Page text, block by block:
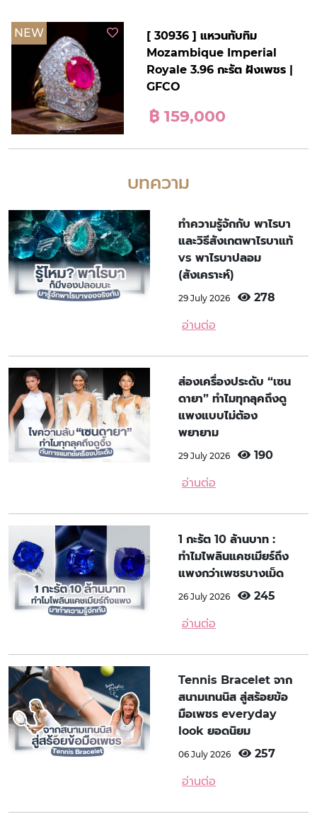
NEW
[ 30936 ] แหวนทับทิม
Mozambique Imperial
Royale 3.96 กะรัต ฝังเพชร |
GFCO
฿ 159,000
บทความ
ทำความรู้จักกับ พาไรบา
และวิธีสังเกตพาไรบาแท้
vs พาไรบาปลอม
(สังเคราะห์)
29 July 2026 278
อ่านต่อ
ส่องเครื่องประดับ “เซน
ดายา” ทำไมทุกลุคถึงดู
แพงแบบไม่ต้อง
พยายาม
29 July 2026 190
อ่านต่อ
1 กะรัต 10 ล้านบาท :
ทำไมไพลินแคชเมียร์ถึง
แพงกว่าเพชรบางเม็ด
26 July 2026 245
อ่านต่อ
Tennis Bracelet จาก
สนามเทนนิส สู่สร้อยข้อ
มือเพชร everyday
look ยอดนิยม
06 July 2026 257
อ่านต่อ